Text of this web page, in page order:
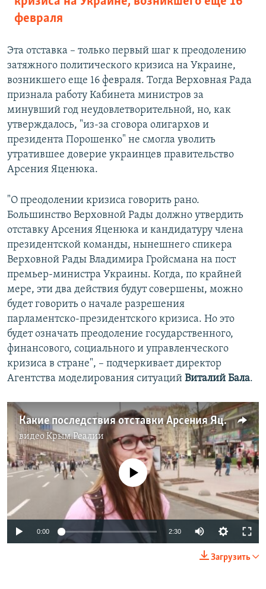
февраля
Эта отставка – только первый шаг к преодолению
затяжного политического кризиса на Украине,
возникшего еще 16 февраля. Тогда Верховная Рада
признала работу Кабинета министров за
минувший год неудовлетворительной, но, как
утверждалось, "из-за сговора олигархов и
президента Порошенко" не смогла уволить
утратившее доверие украинцев правительство
Арсения Яценюка.
"О преодолении кризиса говорить рано.
Большинство Верховной Рады должно утвердить
отставку Арсения Яценюка и кандидатуру члена
президентской команды, нынешнего спикера
Верховной Рады Владимира Гройсмана на пост
премьер-министра Украины. Когда, по крайней
мере, эти два действия будут совершены, можно
будет говорить о начале разрешения
парламентско-президентского кризиса. Но это
будет означать преодоление государственного,
финансового, социального и управленческого
кризиса в стране", – подчеркивает директор
Агентства моделирования ситуаций Виталий Бала.
Какие последствия отставки Арсения Яценюка? (опрос)
видеоКрым.Реалии
No media source currently available
0:00 2:30
Загрузить